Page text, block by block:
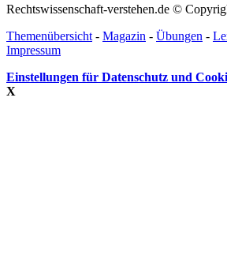
Rechtswissenschaft-verstehen.de ©
Themenübersicht - Magazin - Übungen -
Impressum
Einstellungen für Datenschutz und
X